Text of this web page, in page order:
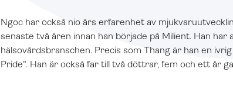
Ngoc har också nio års erfarenhet av
senaste två åren innan han började på Milient. Han
hälsovårdsbranschen. Precis som Thang är han en
Pride". Han är också far till två döttrar, fem och ett år